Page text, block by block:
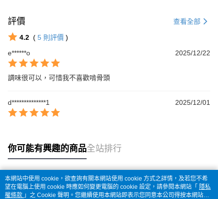
評價 查看全部
4.2 ( 5 則評價 )
e******o
2025/12/22
調味很可以，可惜我不喜歡啃骨頭
d**************1 2025/12/01
你可能有興趣的商品全站排行
熱門標籤
本網站中使用 cookie，欲查詢有關本網站使用 cookie 方式之詳情，及若您不希
望在電腦上使用 cookie 時應如何變更電腦的 cookie 設定，請參閱本網站「 隱私
權條款 」之 Cookie 聲明。您繼續使用本網站即表示您同意本公司得按本網站使